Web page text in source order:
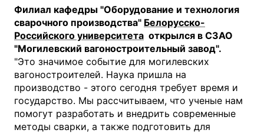
Филиал кафедры "Оборудование и технология
сварочного производства" Белорусско-
Российского университета открылся в СЗАО
"Могилевский вагоностроительный завод".
"Это значимое событие для могилевских
вагоностроителей. Наука пришла на
производство - этого сегодня требует время и
государство. Мы рассчитываем, что ученые нам
помогут разработать и внедрить современные
методы сварки, а также подготовить для